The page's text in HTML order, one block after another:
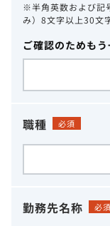
※半角英数および記
み）8文字以上30文
ご確認のためも
職種 必須
勤務先名称 必須